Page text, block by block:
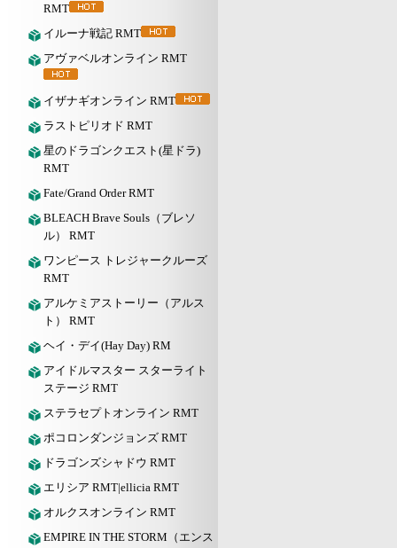
RMT
イルーナ戦記 RMT
アヴァベルオンライン RMT
イザナギオンライン RMT
ラストピリオド RMT
星のドラゴンクエスト(星ドラ)
RMT
Fate/Grand Order RMT
BLEACH Brave Souls（ブレソ
ル） RMT
ワンピース トレジャークルーズ
RMT
アルケミアストーリー（アルス
ト） RMT
ヘイ・デイ(Hay Day) RM
アイドルマスター スターライト
ステージ RMT
ステラセプトオンライン RMT
ポコロンダンジョンズ RMT
ドラゴンズシャドウ RMT
エリシア RMT|ellicia RMT
オルクスオンライン RMT
EMPIRE IN THE STORM（エンス